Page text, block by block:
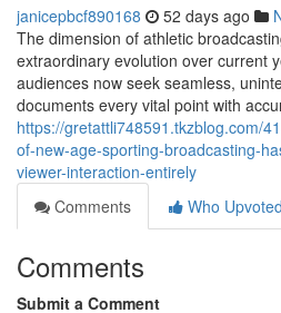
janicepbcf890168 52 days ago
The dimension of athletic
extraordinary evolution over current
audiences now seek seamless,
documents every vital point with
https://gretattli748591.tkzblog.com/
of-new-age-sporting-broadcasting-
viewer-interaction-entirely
Comments
Who Upvoted
Comments
Submit a Comment